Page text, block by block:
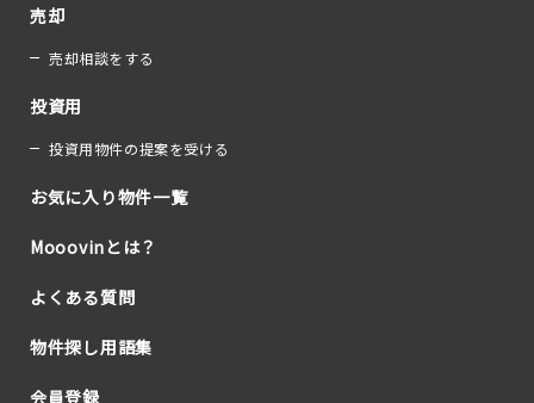
売却
売却相談をする
投資用
投資用物件の提案を受ける
お気に入り物件一覧
Mooovinとは？
よくある質問
物件探し用語集
会員登録